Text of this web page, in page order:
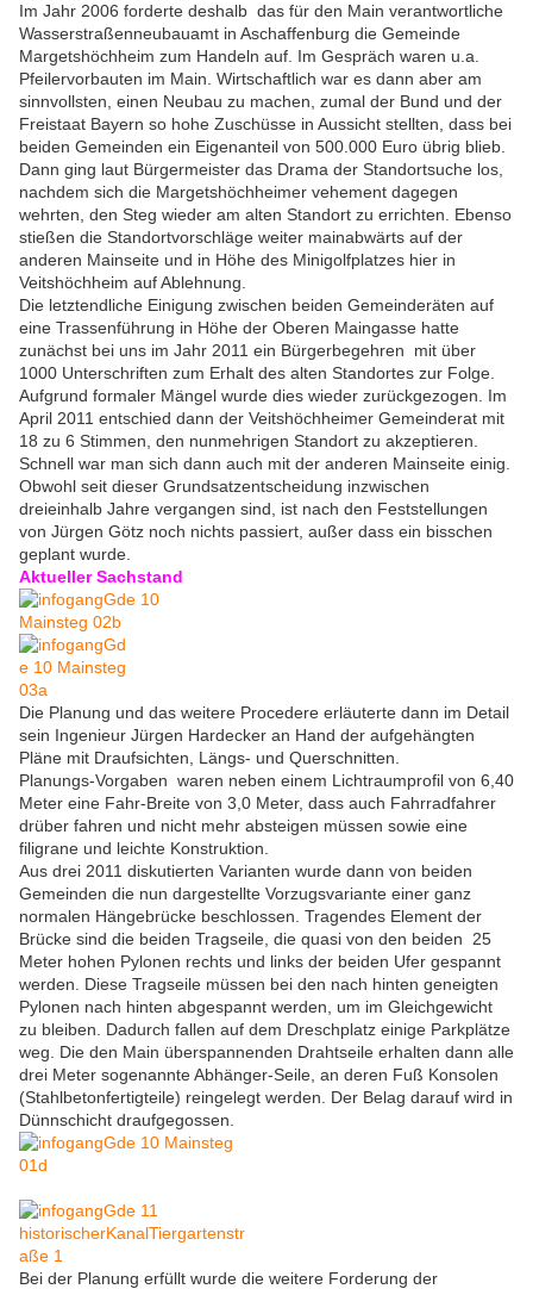
Im Jahr 2006 forderte deshalb das für den Main verantwortliche
Wasserstraßenneubauamt in Aschaffenburg die Gemeinde
Margetshöchheim zum Handeln auf. Im Gespräch waren u.a.
Pfeilervorbauten im Main. Wirtschaftlich war es dann aber am
sinnvollsten, einen Neubau zu machen, zumal der Bund und der
Freistaat Bayern so hohe Zuschüsse in Aussicht stellten, dass bei
beiden Gemeinden ein Eigenanteil von 500.000 Euro übrig blieb.
Dann ging laut Bürgermeister das Drama der Standortsuche los,
nachdem sich die Margetshöchheimer vehement dagegen
wehrten, den Steg wieder am alten Standort zu errichten. Ebenso
stießen die Standortvorschläge weiter mainabwärts auf der
anderen Mainseite und in Höhe des Minigolfplatzes hier in
Veitshöchheim auf Ablehnung.
Die letztendliche Einigung zwischen beiden Gemeinderäten auf
eine Trassenführung in Höhe der Oberen Maingasse hatte
zunächst bei uns im Jahr 2011 ein Bürgerbegehren mit über
1000 Unterschriften zum Erhalt des alten Standortes zur Folge.
Aufgrund formaler Mängel wurde dies wieder zurückgezogen. Im
April 2011 entschied dann der Veitshöchheimer Gemeinderat mit
18 zu 6 Stimmen, den nunmehrigen Standort zu akzeptieren.
Schnell war man sich dann auch mit der anderen Mainseite einig.
Obwohl seit dieser Grundsatzentscheidung inzwischen
dreieinhalb Jahre vergangen sind, ist nach den Feststellungen
von Jürgen Götz noch nichts passiert, außer dass ein bisschen
geplant wurde.
Aktueller Sachstand
Die Planung und das weitere Procedere erläuterte dann im Detail
sein Ingenieur Jürgen Hardecker an Hand der aufgehängten
Pläne mit Draufsichten, Längs- und Querschnitten.
Planungs-Vorgaben waren neben einem Lichtraumprofil von 6,40
Meter eine Fahr-Breite von 3,0 Meter, dass auch Fahrradfahrer
drüber fahren und nicht mehr absteigen müssen sowie eine
filigrane und leichte Konstruktion.
Aus drei 2011 diskutierten Varianten wurde dann von beiden
Gemeinden die nun dargestellte Vorzugsvariante einer ganz
normalen Hängebrücke beschlossen. Tragendes Element der
Brücke sind die beiden Tragseile, die quasi von den beiden 25
Meter hohen Pylonen rechts und links der beiden Ufer gespannt
werden. Diese Tragseile müssen bei den nach hinten geneigten
Pylonen nach hinten abgespannt werden, um im Gleichgewicht
zu bleiben. Dadurch fallen auf dem Dreschplatz einige Parkplätze
weg. Die den Main überspannenden Drahtseile erhalten dann alle
drei Meter sogenannte Abhänger-Seile, an deren Fuß Konsolen
(Stahlbetonfertigteile) reingelegt werden. Der Belag darauf wird in
Dünnschicht draufgegossen.
Bei der Planung erfüllt wurde die weitere Forderung der